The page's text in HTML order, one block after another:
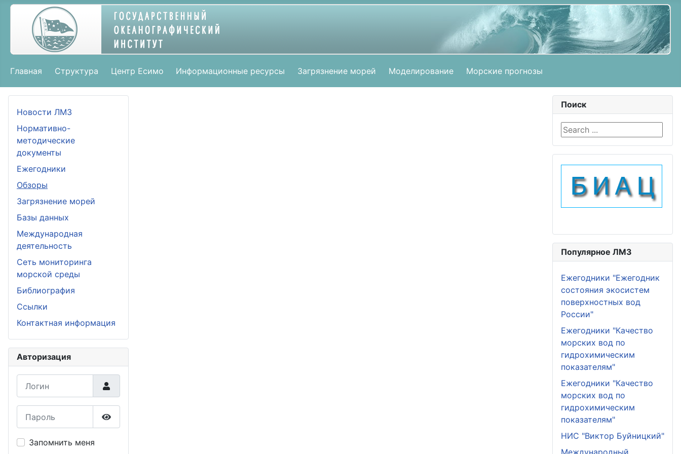
Главная Структура Центр Есимо Информационные ресурсы Загрязнение морей Моделирование Морские прогнозы
Новости ЛМЗ
Нормативно-
методические
документы
Ежегодники
Обзоры
Загрязнение морей
Базы данных
Международная
деятельность
Сеть мониторинга
морской среды
Библиография
Ссылки
Контактная информация
Авторизация
Показать пароль
Запомнить меня
Поиск
Search ...
Популярное ЛМЗ
Ежегодники "Ежегодник
состояния экосистем
поверхностных вод
России"
Ежегодники "Качество
морских вод по
гидрохимическим
показателям"
Ежегодники "Качество
морских вод по
гидрохимическим
показателям"
НИС "Виктор Буйницкий"
Международный